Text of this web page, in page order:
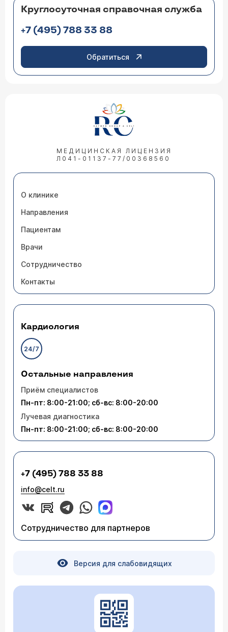
Круглосуточная справочная служба
+7 (495) 788 33 88
Обратиться
МЕДИЦИНСКАЯ ЛИЦЕНЗИЯ
Л041-01137-77/00368560
О клинике
Направления
Пациентам
Врачи
Сотрудничество
Контакты
Кардиология
24/7
Остальные направления
Приём специалистов
Пн-пт: 8:00-21:00; сб-вс: 8:00-20:00
Лучевая диагностика
Пн-пт: 8:00-21:00; сб-вс: 8:00-20:00
+7 (495) 788 33 88
info@celt.ru
Сотрудничество для партнеров
Версия для слабовидящих